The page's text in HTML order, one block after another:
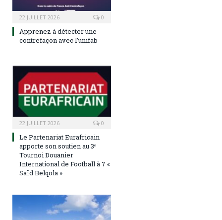
22 JUILLET 2026 0
Apprenez à détecter une
contrefaçon avec l’unifab
22 JUILLET 2026 0
Le Partenariat Eurafricain
apporte son soutien au 3ᵉ
Tournoi Douanier
International de Football à 7 «
Saïd Belqola »